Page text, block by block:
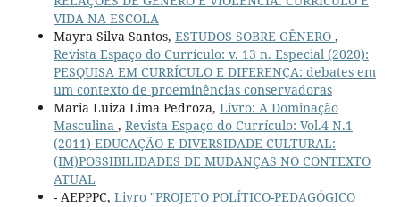
VIDA NA ESCOLA
Mayra Silva Santos, ESTUDOS SOBRE GÊNERO ,
Revista Espaço do Currículo: v. 13 n. Especial (2020):
PESQUISA EM CURRÍCULO E DIFERENÇA: debates em
um contexto de proeminências conservadoras
Maria Luiza Lima Pedroza, Livro: A Dominação
Masculina , Revista Espaço do Currículo: Vol.4 N.1
(2011) EDUCAÇÃO E DIVERSIDADE CULTURAL:
(IM)POSSIBILIDADES DE MUDANÇAS NO CONTEXTO
ATUAL
- AEPPPC, Livro "PROJETO POLÍTICO-PEDAGÓGICO